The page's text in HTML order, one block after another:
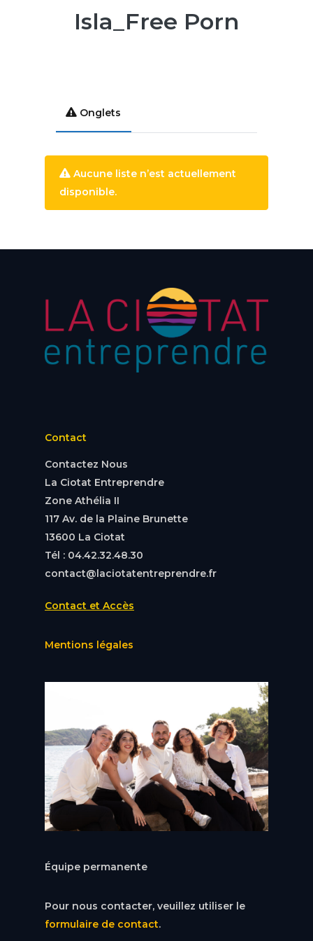
Isla_Free Porn
Onglets
Aucune liste n’est actuellement
disponible.
Contact
Contactez Nous
La Ciotat Entreprendre
Zone Athélia II
117 Av. de la Plaine Brunette
13600 La Ciotat
Tél : 04.42.32.48.30
contact@laciotatentreprendre.fr
Contact et Accès
Mentions légales
Équipe permanente
Pour nous contacter, veuillez utiliser le
formulaire de contact.